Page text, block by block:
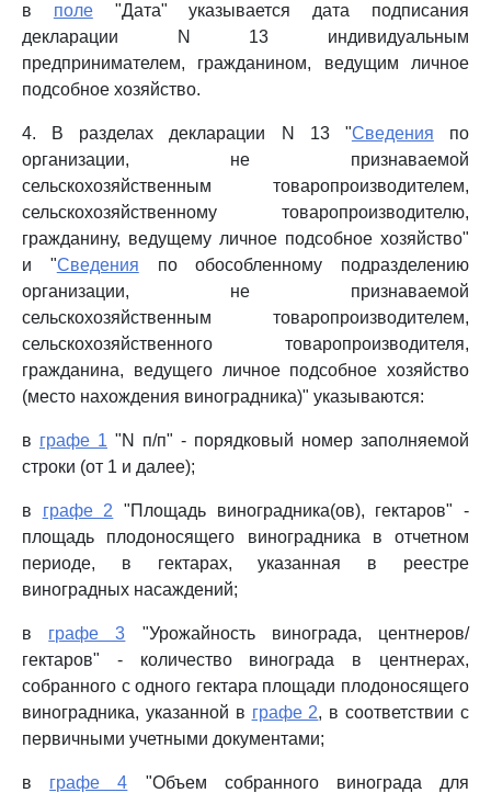
в поле"Дата" указывается дата подписания
декларации N 13 индивидуальным
предпринимателем, гражданином, ведущим личное
подсобное хозяйство.
4. В разделах декларации N 13 "Сведения по
организации, не признаваемой
сельскохозяйственным товаропроизводителем,
сельскохозяйственному товаропроизводителю,
гражданину, ведущему личное подсобное хозяйство"
и "Сведения по обособленному подразделению
организации, не признаваемой
сельскохозяйственным товаропроизводителем,
сельскохозяйственного товаропроизводителя,
гражданина, ведущего личное подсобное хозяйство
(место нахождения виноградника)" указываются:
в графе 1 "N п/п" - порядковый номер заполняемой
строки (от 1 и далее);
в графе 2 "Площадь виноградника(ов), гектаров" -
площадь плодоносящего виноградника в отчетном
периоде, в гектарах, указанная в реестре
виноградных насаждений;
в графе 3 "Урожайность винограда, центнеров/
гектаров" - количество винограда в центнерах,
собранного с одного гектара площади плодоносящего
виноградника, указанной в графе 2, в соответствии с
первичными учетными документами;
в графе 4 "Объем собранного винограда для